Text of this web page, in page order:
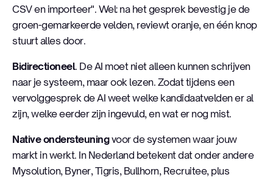
CSV en importeer". Wel: na het gesprek bevestig je de
groen-gemarkeerde velden, reviewt oranje, en één knop
stuurt alles door.
Bidirectioneel. De AI moet niet alleen kunnen schrijven
naar je systeem, maar ook lezen. Zodat tijdens een
vervolggesprek de AI weet welke kandidaatvelden er al
zijn, welke eerder zijn ingevuld, en wat er nog mist.
Native ondersteuningvoor de systemen waar jouw
markt in werkt. In Nederland betekent dat onder andere
Mysolution, Byner, Tigris, Bullhorn, Recruitee, plus